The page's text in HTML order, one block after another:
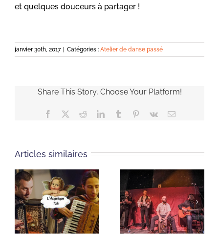
et quelques douceurs à partager !
janvier 30th, 2017 | Catégories : Atelier de danse passé
Share This Story, Choose Your Platform!
Facebook RedditLinkedInTumblr Pinterest
Vk Email
Articles similaires